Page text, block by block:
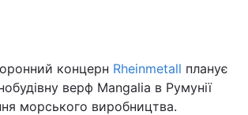
концерн Rheinmetall планує
верф Mangalia в Румунії
морського виробництва.